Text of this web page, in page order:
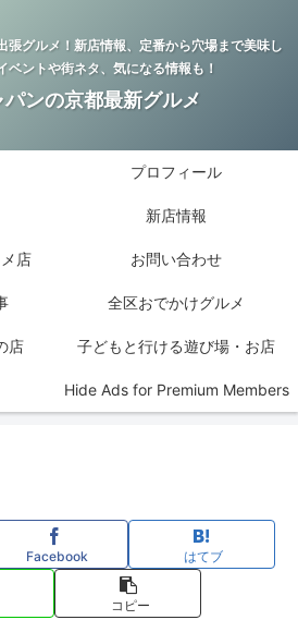
張グルメ！新店情報、定番から穴場まで美味し
ベントや街ネタ、気になる情報も！
ンの京都最新グルメ
プロフィール
新店情報
店 お問い合わせ
全区おでかけグルメ
店 子どもと行ける遊び場・お店
Hide Ads for Premium Members
Facebook はてブ
コピー